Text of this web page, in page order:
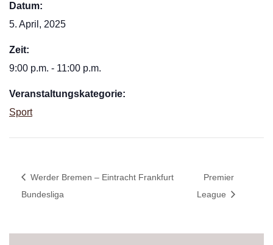
Datum:
5. April, 2025
Zeit:
9:00 p.m. - 11:00 p.m.
Veranstaltungskategorie:
Sport
Werder Bremen – Eintracht Frankfurt
Bundesliga
Premier
League